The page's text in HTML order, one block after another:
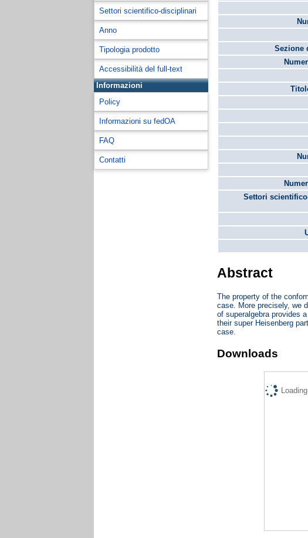
Settori scientifico-disciplinari
Anno
Tipologia prodotto
Accessibilità del full-text
Informazioni
Policy
Informazioni su fedOA
FAQ
Contatti
Sezione
Settori
Abstract
The property of the
case. More precisely, we
of superalgebra provides
their super Heisenberg
case.
Downloads